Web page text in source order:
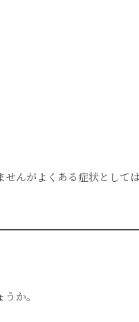
んがよくある症状として
か。